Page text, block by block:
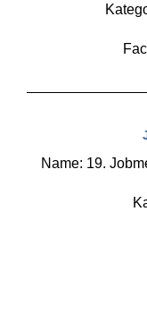
Name: 19.